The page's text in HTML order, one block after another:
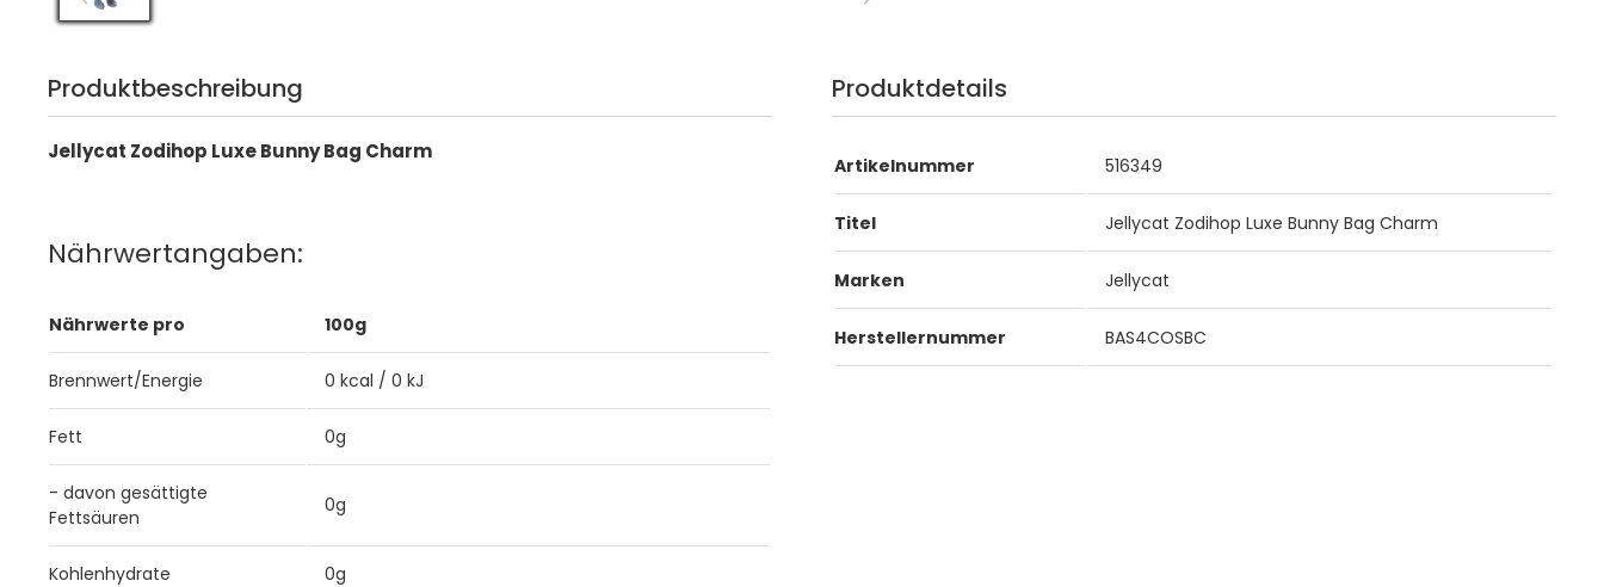
Produktbeschreibung
Jellycat Zodihop Luxe Bunny Bag Charm
Nährwertangaben:
Nährwerte pro 100g
Brennwert/Energie 0 kcal / 0 kJ
Fett 0g
- davon gesättigte
Fettsäuren
0g
Kohlenhydrate 0g
Produktdetails
Artikelnummer 516349
Titel Jellycat Zodihop Luxe Bunny Bag Charm
Marken Jellycat
Herstellernummer BAS4COSBC